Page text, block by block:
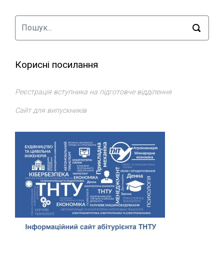
Корисні посилання
Реєстрація вступника на підготовче відділення
Сайт для випускників
Відділ доуніверситетської підготовки, профорієнтації та